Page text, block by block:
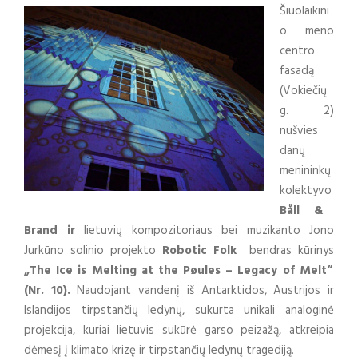
Šiuolaikini
o meno
centro
fasadą
(Vokiečių
g. 2)
nušvies
danų
menininkų
kolektyvo
Båll &
Brand ir lietuvių kompozitoriaus bei muzikanto Jono
Jurkūno solinio projekto Robotic Folk bendras kūrinys
„The Ice is Melting at the Pøules – Legacy of Melt“
(Nr. 10).Naudojant vandenį iš Antarktidos, Austrijos ir
Islandijos tirpstančių ledynų, sukurta unikali analoginė
projekcija, kuriai lietuvis sukūrė garso peizažą, atkreipia
dėmesį į klimato krizę ir tirpstančių ledynų tragediją.